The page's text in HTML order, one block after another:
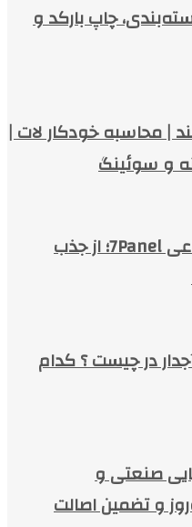
چاپ بارکد و
| محاسبه خودکار لات |
و سوئینگ
خدمات شبکه‌های اجتماعی 7Panel؛ از جذب
در چیست ؟ کدام
صنعتی و
و تضمین اصالت